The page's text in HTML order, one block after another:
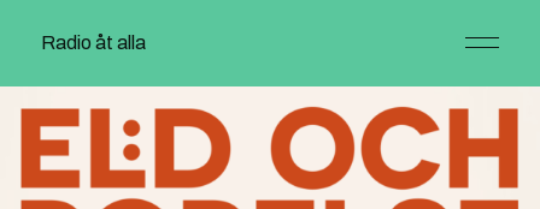
Radio åt alla